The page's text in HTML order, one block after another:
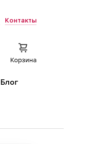
Контакты
Корзина
Блог